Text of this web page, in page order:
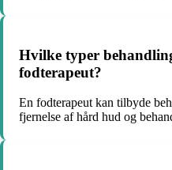
Hvilke typer
fodterapeut?
En fodterapeut kan tilbyde
fjernelse af hård hud og